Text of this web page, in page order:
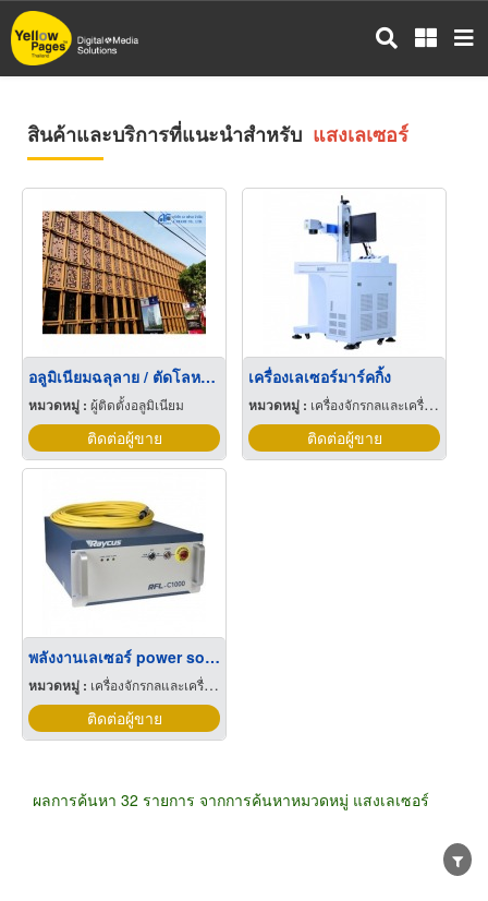
ข้าม
ไป
สินค้าและบริการที่แนะนำสำหรับ แสงเลเซอร์
อลูมิเนียมฉลุลาย / ตัดโลหะด้วยแสงเลเซอร์ (Laser Cutting)
หมวดหมู่ : ผู้ติดตั้งอลูมิเนียม
ติดต่อผู้ขาย
เครื่องเลเซอร์มาร์คกิ้ง
หมวดหมู่ : เครื่องจักรกลและเครื่องมือกล
ติดต่อผู้ขาย
พลังงานเลเซอร์ power source raycus
หมวดหมู่ : เครื่องจักรกลและเครื่องมือกล
ติดต่อผู้ขาย
ผลการค้นหา 32 รายการ จากการค้นหาหมวดหมู่ แสงเลเซอร์